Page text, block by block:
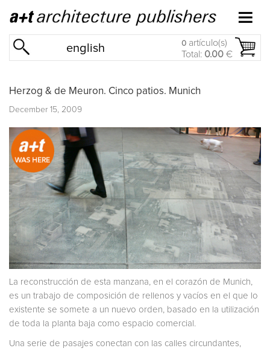
english 0 artículo(s)
Total: 0.00 €
Herzog & de Meuron. Cinco patios. Munich
December 15, 2009
La reconstrucción de esta manzana, en el corazón de Munich,
es un trabajo de composición de rellenos y vacíos en el que lo
existente se somete a un nuevo orden, basado en la utilización
de toda la planta baja como espacio comercial.
Una serie de pasajes conectan con las calles circundantes,